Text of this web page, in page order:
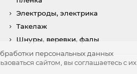
персональных данных
сайтом, вы соглашаетесь с их
Электроды, электрика
Такелаж
Шнуры, веревки, фалы